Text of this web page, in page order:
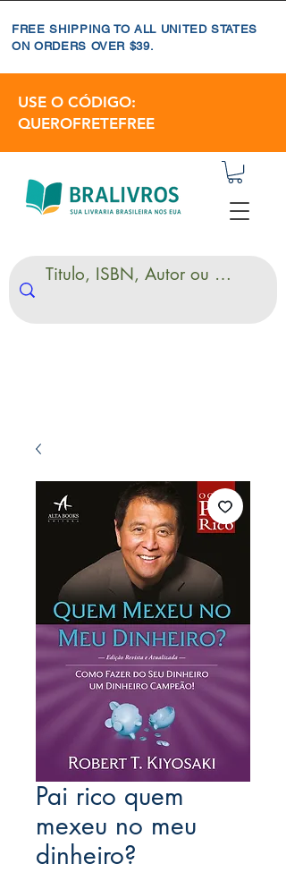
FREE SHIPPING TO ALL UNITED STATES
ON ORDERS OVER $39.
USE O CÓDIGO:
QUEROFRETEFREE
Pai rico quem
mexeu no meu
dinheiro?